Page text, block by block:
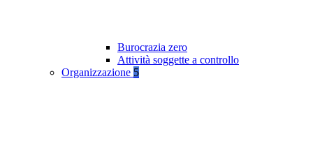
Burocrazia zero
Attività soggette a controllo
Organizzazione 5